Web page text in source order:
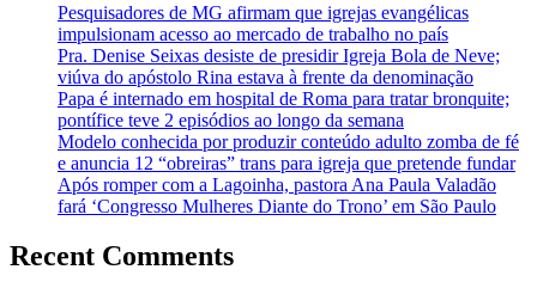
Pesquisadores de MG afirmam que igrejas evangélicas
impulsionam acesso ao mercado de trabalho no país
Pra. Denise Seixas desiste de presidir Igreja Bola de Neve;
viúva do apóstolo Rina estava à frente da denominação
Papa é internado em hospital de Roma para tratar bronquite;
pontífice teve 2 episódios ao longo da semana
Modelo conhecida por produzir conteúdo adulto zomba de fé
e anuncia 12 “obreiras” trans para igreja que pretende fundar
Após romper com a Lagoinha, pastora Ana Paula Valadão
fará ‘Congresso Mulheres Diante do Trono’ em São Paulo
Recent Comments